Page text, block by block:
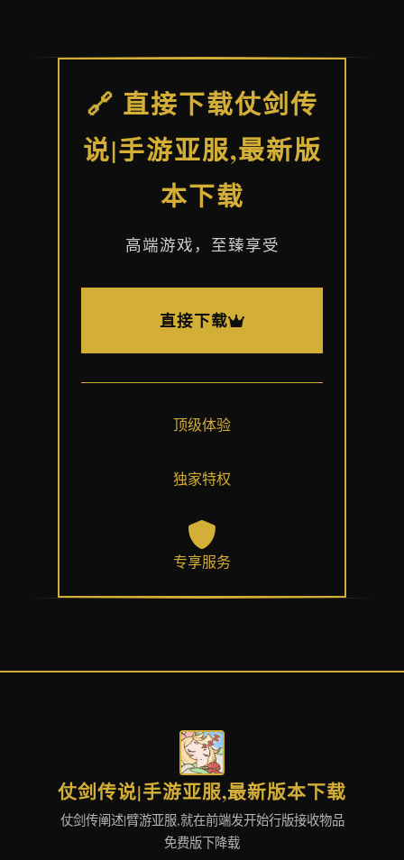
🔗 直接下载仗剑传
说|手游亚服,最新版
本下载
高端游戏，至臻享受
直接下载
顶级体验
独家特权
专享服务
仗剑传说|手游亚服,最新版本下载
仗剑传阐述|臂游亚服,就在前端发开始行版接收物品
免费版下降载